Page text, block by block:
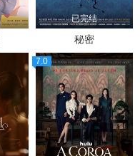
已完结
秘密
7.0